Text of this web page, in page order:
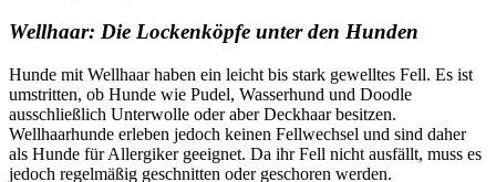
Wellhaar: Die Lockenköpfe unter den Hunden
Hunde mit Wellhaar haben ein leicht bis stark gewelltes Fell. Es ist
umstritten, ob Hunde wie Pudel, Wasserhund und Doodle
ausschließlich Unterwolle oder aber Deckhaar besitzen.
Wellhaarhunde erleben jedoch keinen Fellwechsel und sind daher
als Hunde für Allergiker geeignet. Da ihr Fell nicht ausfällt, muss es
jedoch regelmäßig geschnitten oder geschoren werden.